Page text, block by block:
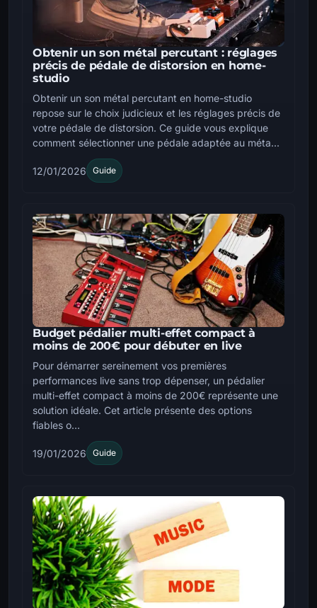
Obtenir un son métal percutant : réglages
précis de pédale de distorsion en home-
studio
Obtenir un son métal percutant en home-studio
repose sur le choix judicieux et les réglages précis de
votre pédale de distorsion. Ce guide vous explique
comment sélectionner une pédale adaptée au méta...
12/01/2026 Guide
Budget pédalier multi-effet compact à
moins de 200€ pour débuter en live
Pour démarrer sereinement vos premières
performances live sans trop dépenser, un pédalier
multi-effet compact à moins de 200€ représente une
solution idéale. Cet article présente des options
fiables o...
19/01/2026 Guide